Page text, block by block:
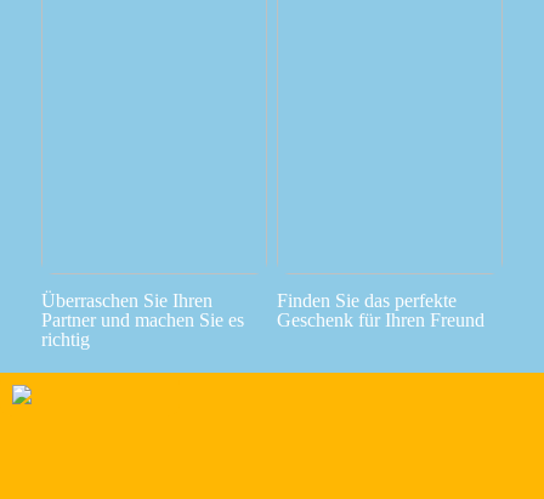
Überraschen Sie Ihren
Partner und machen Sie es
richtig
Finden Sie das perfekte
Geschenk für Ihren Freund